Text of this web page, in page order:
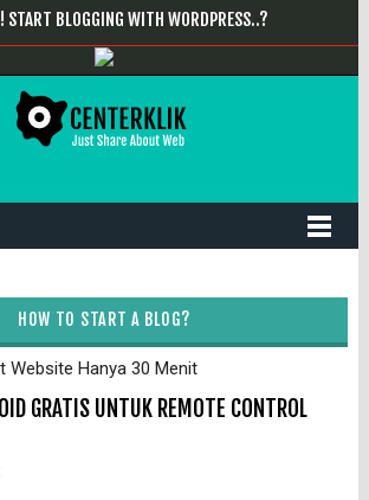
START BLOGGING WITH WORDPRESS..?
HOW TO START A BLOG?
Website Hanya 30 Menit
GRATIS UNTUK REMOTE CONTROL